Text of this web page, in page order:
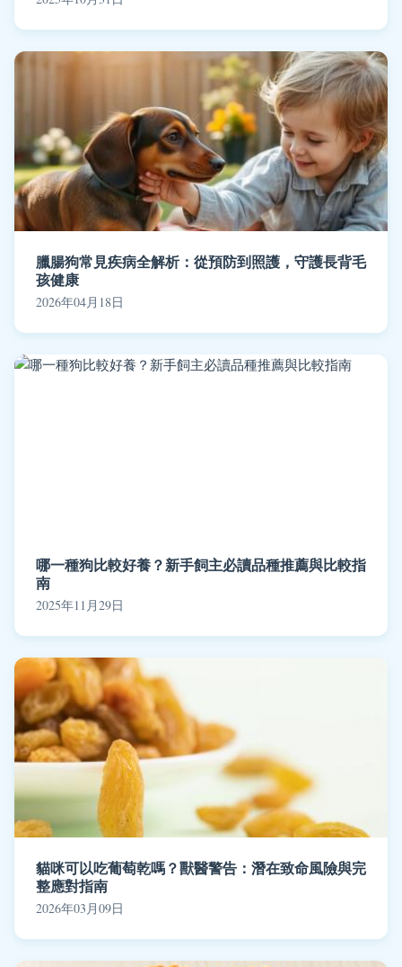
臘腸狗常見疾病全解析：從預防到照護，守護長背毛
孩健康
2026年04月18日
哪一種狗比較好養？新手飼主必讀品種推薦與比較指
南
2025年11月29日
貓咪可以吃葡萄乾嗎？獸醫警告：潛在致命風險與完
整應對指南
2026年03月09日